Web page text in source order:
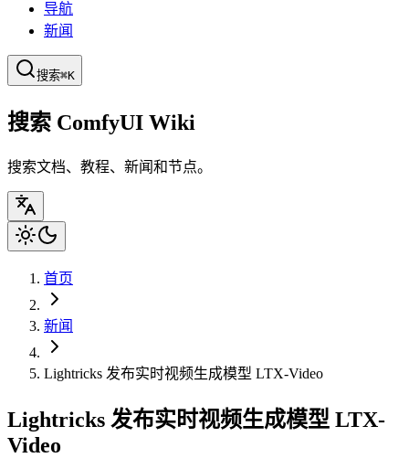
导航
新闻
搜索⌘K
搜索 ComfyUI Wiki
搜索文档、教程、新闻和节点。
首页
新闻
Lightricks 发布实时视频生成模型 LTX-Video
Lightricks 发布实时视频生成模型 LTX-
Video